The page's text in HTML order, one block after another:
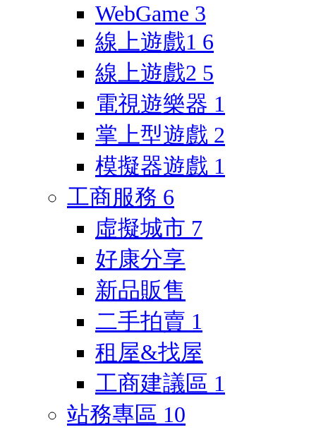
WebGame 3
線上遊戲1 6
線上遊戲2 5
電視遊樂器 1
掌上型遊戲 2
模擬器遊戲 1
工商服務 6
虛擬城市 7
好康分享
新品販售
二手拍賣 1
租屋&找屋
工商建議區 1
站務專區 10